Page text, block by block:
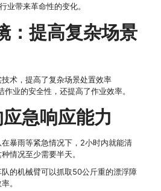
业带来革命性的变化。
：提高复杂场景
术，提高了复杂场景处置效率
业的安全性，还提高了作业效率。
急响应能力
暴雨等紧急情况下，2小时内就能清
情况至少需要半天。
的机械臂可以抓取50公斤重的漂浮障
。